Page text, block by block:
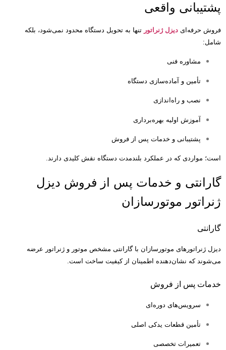
پشتیبانی واقعی
فروش حرفه‌ای دیزل ژنراتور تنها به تحویل دستگاه محدود نمی‌شود، بلکه
شامل:
مشاوره فنی
تأمین و آماده‌سازی دستگاه
نصب و راه‌اندازی
آموزش اولیه بهره‌برداری
پشتیبانی و خدمات پس از فروش
است؛ مواردی که در عملکرد بلندمدت دستگاه نقش کلیدی دارند.
گارانتی و خدمات پس از فروش دیزل
ژنراتور موتورسازان
گارانتی
دیزل ژنراتورهای موتورسازان با گارانتی مشخص موتور و ژنراتور عرضه
می‌شوند که نشان‌دهنده اطمینان از کیفیت ساخت است
خدمات پس از فروش
سرویس‌های دوره‌ای
تأمین قطعات یدکی اصلی
تعمیرات تخصصی